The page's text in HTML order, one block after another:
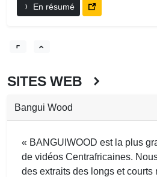
En résumé
SITES WEB
Bangui Wood
« BANGUIWOOD est la plus
de vidéos Centrafricaines.
des extraits des longs et courts